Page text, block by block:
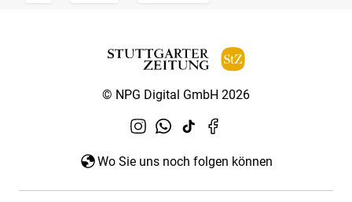
© NPG Digital GmbH 2026
Wo Sie uns noch folgen können